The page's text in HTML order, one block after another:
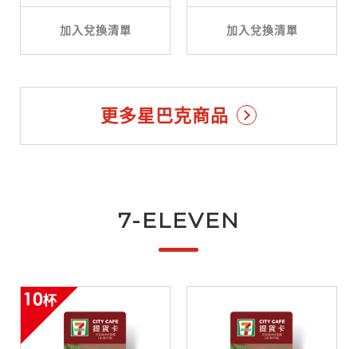
加入兌換清單 加入兌換清單
更多星巴克商品
7-ELEVEN